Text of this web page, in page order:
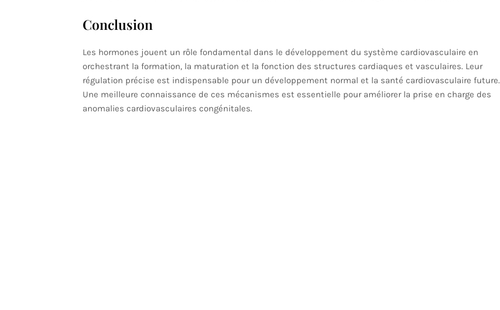
Conclusion
Les hormones jouent un rôle fondamental dans le développement du système cardiovasculaire en
orchestrant la formation, la maturation et la fonction des structures cardiaques et vasculaires. Leur
régulation précise est indispensable pour un développement normal et la santé cardiovasculaire future.
Une meilleure connaissance de ces mécanismes est essentielle pour améliorer la prise en charge des
anomalies cardiovasculaires congénitales.